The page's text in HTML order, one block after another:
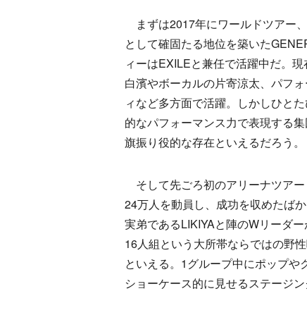
まずは2017年にワールドツアー
として確固たる地位を築いた
ィーはEXILEと兼任で活躍中だ。
白濱やボーカルの片寄涼太、パフ
ィなど多方面で活躍。しかしひと
的なパフォーマンス力で表現する
旗振り役的な存在といえるだろう。
そして先ごろ初のアリーナツア
24万人を動員し、成功を収めたば
実弟であるLIKIYAと陣のWリーダ
16人組という大所帯ならではの野
といえる。1グループ中にポップ
ショーケース的に見せるステージ